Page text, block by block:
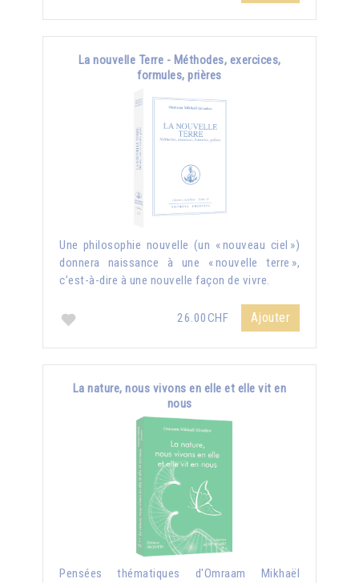
La nouvelle Terre - Méthodes, exercices,
formules, prières
Une philosophie nouvelle (un « nouveau ciel »)
donnera naissance à une « nouvelle terre »,
c’est-à-dire à une nouvelle façon de vivre.
26.00CHF Ajouter
La nature, nous vivons en elle et elle vit en
nous
Pensées thématiques d'Omraam Mikhaël